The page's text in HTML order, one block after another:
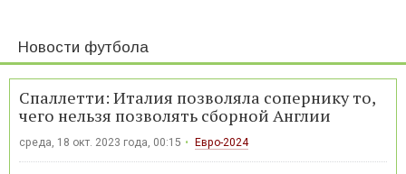
Новости футбола
Спаллетти: Италия позволяла сопернику то,
чего нельзя позволять сборной Англии
среда, 18 окт. 2023 года, 00:15 Евро-2024